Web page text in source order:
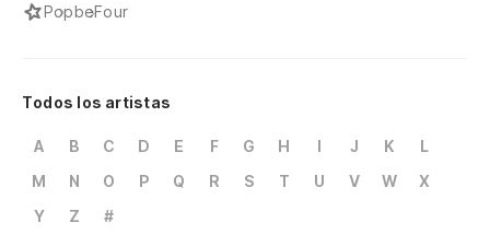
PopbeFour
Todos los artistas
A B C D E F G H I J K
L
M
N O P Q R S T U V W
X
Y
Z #